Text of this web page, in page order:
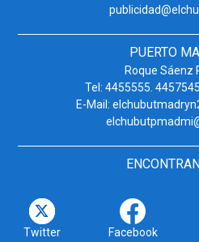
PUERTO
Roque Sáenz
Tel: 4455555.
E-Mail:
Twitter Facebook